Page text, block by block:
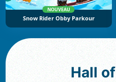
NOUVEAU
Snow Rider Obby Parkour
Hall of